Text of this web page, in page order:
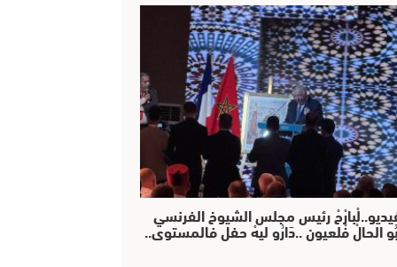
رئيس مجلس الشيوخ الفرنسي
الحالْ فْلعيون ..دَارُو ليهْ حفل فالمستوى..